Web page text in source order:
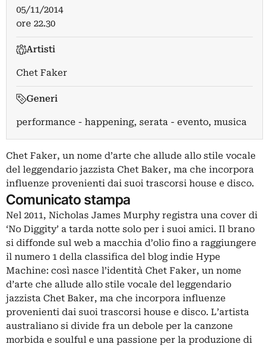
05/11/2014
ore 22.30
Artisti
Chet Faker
Generi
performance - happening, serata - evento, musica
Chet Faker, un nome d’arte che allude allo stile vocale
del leggendario jazzista Chet Baker, ma che incorpora
influenze provenienti dai suoi trascorsi house e disco.
Comunicato stampa
Nel 2011, Nicholas James Murphy registra una cover di
‘No Diggity’ a tarda notte solo per i suoi amici. Il brano
si diffonde sul web a macchia d’olio fino a raggiungere
il numero 1 della classifica del blog indie Hype
Machine: così nasce l’identità Chet Faker, un nome
d’arte che allude allo stile vocale del leggendario
jazzista Chet Baker, ma che incorpora influenze
provenienti dai suoi trascorsi house e disco. L’artista
australiano si divide fra un debole per la canzone
morbida e soulful e una passione per la produzione di